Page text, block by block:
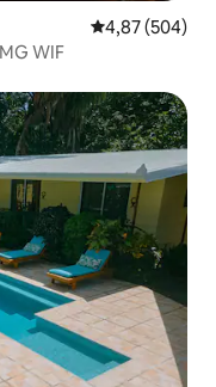
Calificación
4,87 (504)
WIF